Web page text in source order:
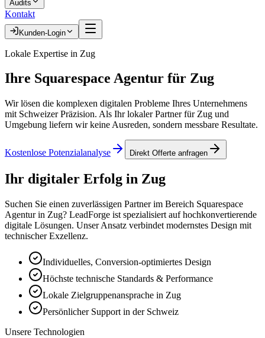
Audits
Kontakt
Kunden-Login
Lokale Expertise in Zug
Ihre Squarespace Agentur für Zug
Wir lösen die komplexen digitalen Probleme Ihres Unternehmens
mit Schweizer Präzision. Als Ihr lokaler Partner für Zug und
Umgebung liefern wir keine Ausreden, sondern messbare Resultate.
Kostenlose Potenzialanalyse Direkt Offerte anfragen
Ihr digitaler Erfolg in Zug
Suchen Sie einen zuverlässigen Partner im Bereich Squarespace
Agenturin Zug? LeadForge ist spezialisiert auf hochkonvertierende
digitale Lösungen. Unser Ansatz verbindet modernstes Design mit
technischer Exzellenz.
Individuelles, Conversion-optimiertes Design
Höchste technische Standards & Performance
Lokale Zielgruppenansprache in Zug
Persönlicher Support in der Schweiz
Unsere Technologien